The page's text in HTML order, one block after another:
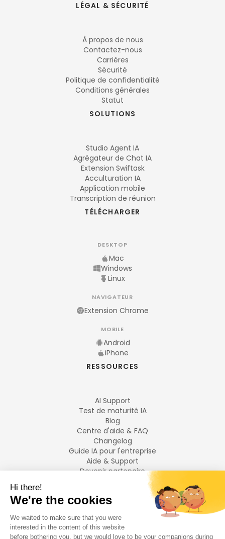
LÉGAL & SÉCURITÉ
À propos de nous
Contactez-nous
Carrières
Sécurité
Politique de confidentialité
Conditions générales
Statut
SOLUTIONS
Studio Agent IA
Agrégateur de Chat IA
Extension Swiftask
Acculturation IA
Application mobile
Transcription de réunion
TÉLÉCHARGER
DESKTOP
Mac
Windows
Linux
NAVIGATEUR
Extension Chrome
MOBILE
Android
iPhone
RESSOURCES
AI Support
Test de maturité IA
Blog
Centre d'aide & FAQ
Changelog
Guide IA pour l'entreprise
Aide & Support
Devenir partenaire
LANGUES
Français